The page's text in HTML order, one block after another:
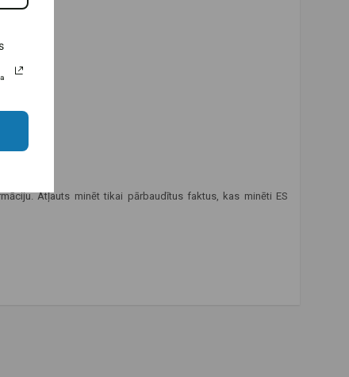
Atļauts minēt tikai pārbaudītus faktus, kas minēti ES